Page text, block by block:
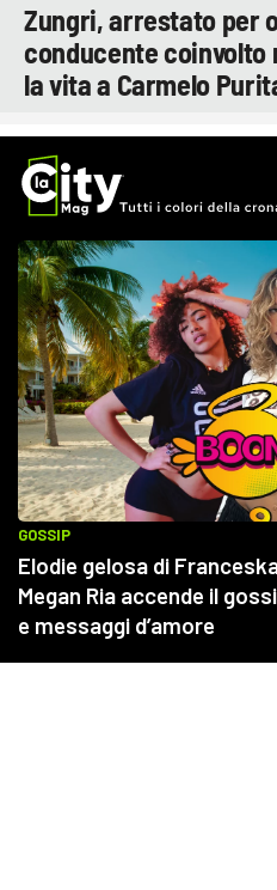
Zungri, arrestato per
conducente
la vita a Carmelo